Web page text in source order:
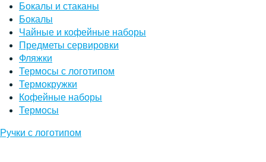
Бокалы и стаканы
Бокалы
Чайные и кофейные наборы
Предметы сервировки
Фляжки
Термосы с логотипом
Термокружки
Кофейные наборы
Термосы
Ручки с логотипом